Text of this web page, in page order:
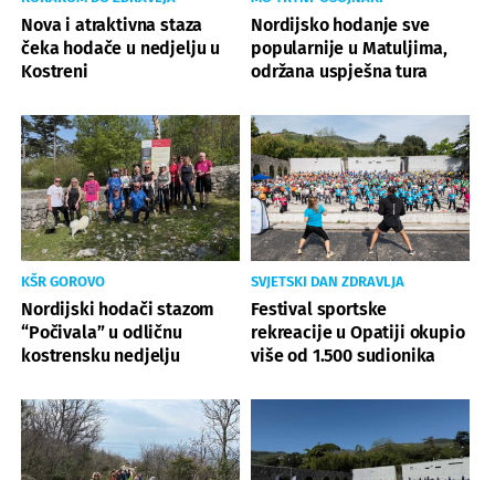
Nova i atraktivna staza
čeka hodače u nedjelju u
Kostreni
Nordijsko hodanje sve
popularnije u Matuljima,
održana uspješna tura
KŠR GOROVO
Nordijski hodači stazom
“Počivala” u odličnu
kostrensku nedjelju
SVJETSKI DAN ZDRAVLJA
Festival sportske
rekreacije u Opatiji okupio
više od 1.500 sudionika